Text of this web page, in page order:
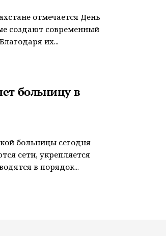
отмечается День
создают современный
их...
больницу в
больницы сегодня
сети, укрепляется
в порядок...